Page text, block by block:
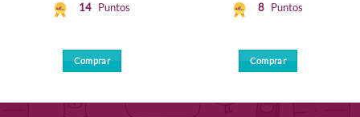
14 Puntos
Comprar
8 Puntos
Comprar